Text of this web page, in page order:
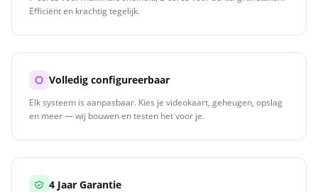
Efficiënt en krachtig tegelijk.
Volledig configureerbaar
Elk systeem is aanpasbaar. Kies je videokaart, geheugen, opslag
en meer — wij bouwen en testen het voor je.
4 Jaar Garantie